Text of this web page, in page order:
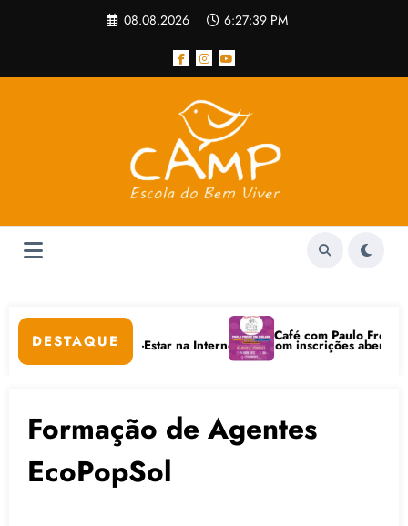
08.08.2026 6:27:39 PM
DESTAQUE
e Bem-Estar na Internet está com inscrições abertas
Café com Paulo Freire
Formação de Agentes
EcoPopSol